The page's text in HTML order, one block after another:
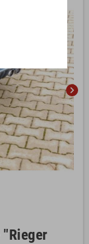
chevron_right